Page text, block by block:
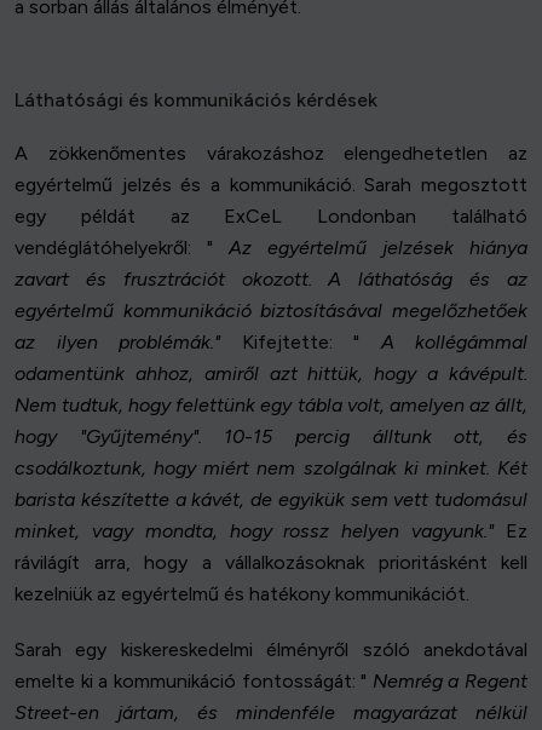
a sorban állás általános élményét.
Láthatósági és kommunikációs kérdések
A zökkenőmentes várakozáshoz elengedhetetlen az
egyértelmű jelzés és a kommunikáció. Sarah megosztott
egy példát az ExCeL Londonban található
vendéglátóhelyekről: " Az egyértelmű jelzések hiánya
zavart és frusztrációt okozott. A láthatóság és az
egyértelmű kommunikáció biztosításával megelőzhetőek
az ilyen problémák."Kifejtette: " A kollégámmal
odamentünk ahhoz, amiről azt hittük, hogy a kávépult.
Nem tudtuk, hogy felettünk egy tábla volt, amelyen az állt,
hogy "Gyűjtemény". 10-15 percig álltunk ott, és
csodálkoztunk, hogy miért nem szolgálnak ki minket. Két
barista készítette a kávét, de egyikük sem vett tudomásul
minket, vagy mondta, hogy rossz helyen vagyunk."Ez
rávilágít arra, hogy a vállalkozásoknak prioritásként kell
kezelniük az egyértelmű és hatékony kommunikációt.
Sarah egy kiskereskedelmi élményről szóló anekdotával
emelte ki a kommunikáció fontosságát: " Nemrég a Regent
Street-en jártam, és mindenféle magyarázat nélkül